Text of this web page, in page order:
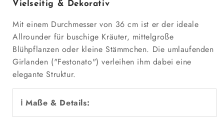
Vielseitig & Dekorativ
Mit einem Durchmesser von 36 cm ist er der ideale
Allrounder für buschige Kräuter, mittelgroße
Blühpflanzen oder kleine Stämmchen. Die umlaufenden
Girlanden ("Festonato") verleihen ihm dabei eine
elegante Struktur.
ℹ️ Maße & Details: